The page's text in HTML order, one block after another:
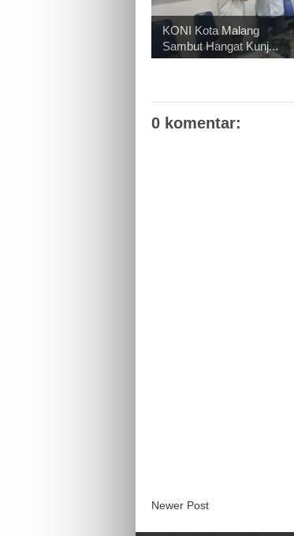
KONI Kota Malang
Sambut Hangat Kunj...
0 komentar:
Newer Post